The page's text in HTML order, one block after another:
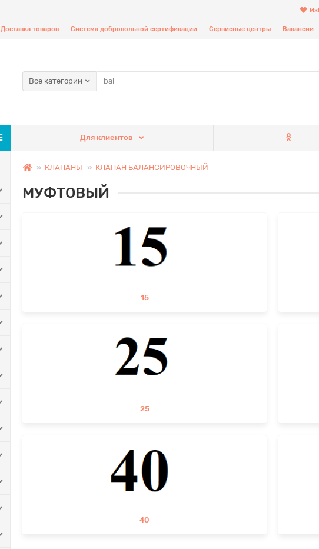
Доставка товаров Система добровольной сертификации Сервисные центры Вакансии
Все категории
Для клиентов
КЛАПАНЫ КЛАПАН БАЛАНСИРОВОЧНЫЙ
МУФТОВЫЙ
15
25
40